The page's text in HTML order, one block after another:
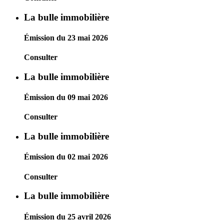
La bulle immobilière
Émission du 23 mai 2026
Consulter
La bulle immobilière
Émission du 09 mai 2026
Consulter
La bulle immobilière
Émission du 02 mai 2026
Consulter
La bulle immobilière
Émission du 25 avril 2026